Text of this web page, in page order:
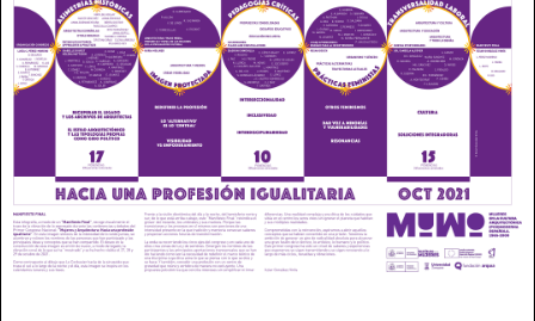
ctónica
(pos)mo
derna
español
a, 1965-